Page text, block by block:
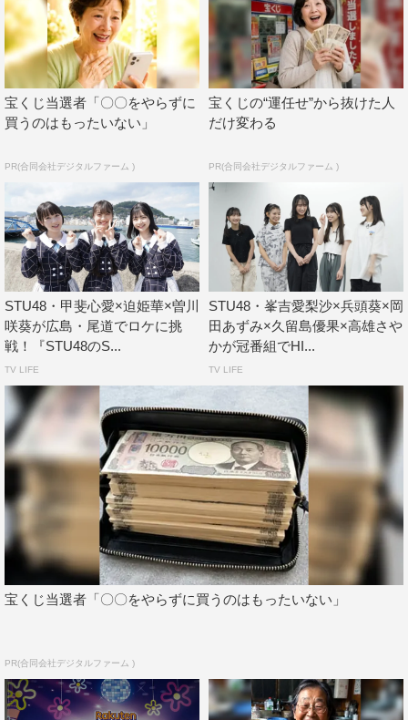
宝くじ当選者「〇〇をやらずに
買うのはもったいない」
PR(合同会社デジタルファーム )
宝くじの“運任せ”から抜けた人
だけ変わる
PR(合同会社デジタルファーム )
STU48・甲斐心愛×迫姫華×曽川
咲葵が広島・尾道でロケに挑
戦！『STU48のS...
TV LIFE
STU48・峯吉愛梨沙×兵頭葵×岡
田あずみ×久留島優果×高雄さや
かが冠番組でHI...
TV LIFE
宝くじ当選者「〇〇をやらずに買うのはもったいない」
PR(合同会社デジタルファーム )